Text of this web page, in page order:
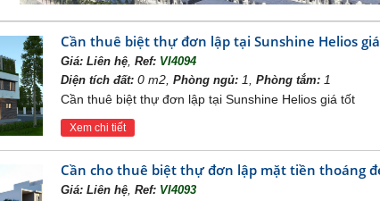
bật với sự kết hợp tinh tế từ những loại hình biệt thự hàng đầu
Hà Nội, Noble Capital Tây Hồ mang đến một loạt sản
Cần thuê biệt thự đơn lập tại Sunshine Helios
Giá: Liên hệ, Ref: VI4094
Diện tích đất:0 m2, Phòng ngủ:1, Phòng tắm:1
Cần thuê biệt thự đơn lập tại Sunshine Helios giá tốt
Xem chi tiết
Cần cho thuê biệt thự đơn lập mặt tiền thoáng
Giá: Liên hệ, Ref: VI4093